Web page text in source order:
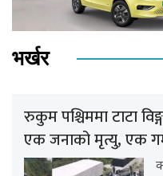
भर्खर
रुकुम पश्चिममा टाटा
एक जनाको मृत्यु, एक